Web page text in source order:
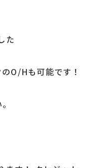
た
O/Hも可能です！